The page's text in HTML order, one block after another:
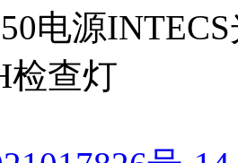
电源
检查灯